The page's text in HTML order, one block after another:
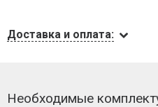
Доставка и оплата:
Необходимые